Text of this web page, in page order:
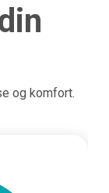
og komfort.